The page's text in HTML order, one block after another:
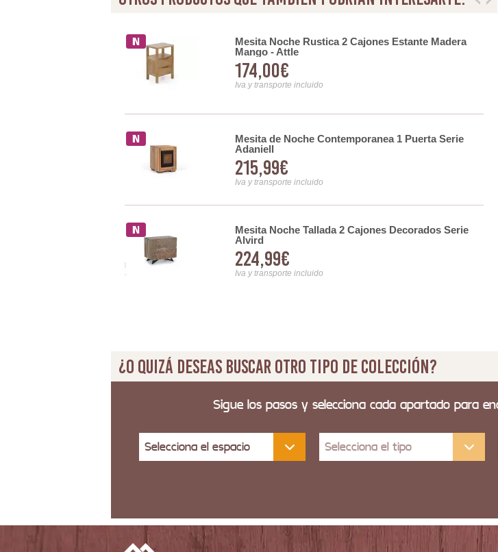
Mesita Noche Rustica 2 Cajones Estante Madera
Mango - Attle
174,00€
Iva y transporte incluido
Mesita de Noche Contemporanea 1 Puerta Serie
Adaniell
215,99€
Iva y transporte incluido
Mesita Noche Tallada 2 Cajones Decorados Serie
Alvird
224,99€
Iva y transporte incluido
¿O quizá deseas buscar otro tipo de colección?
Sigue los pasos y selecciona cada apartado para
Selecciona el espacio Selecciona el tipo